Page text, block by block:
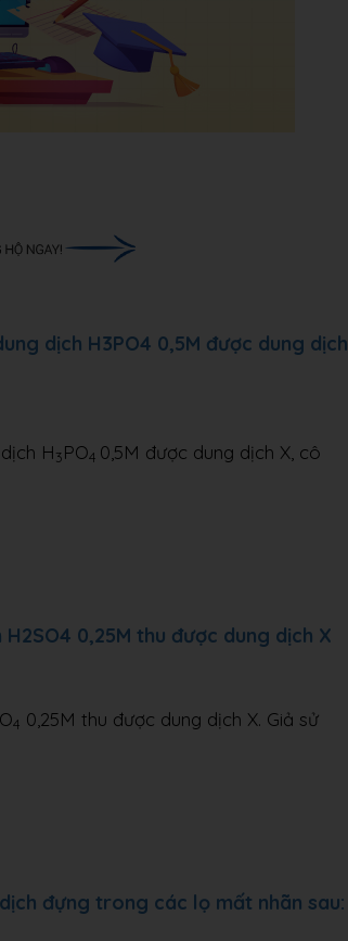
dịch H3PO4 0,5M được dung dịch
H3PO4 0,5M được dung dịch X, cô
0,25M thu được dung dịch X
4 0,25M thu được dung dịch X. Giả sử
đựng trong các lọ mất nhãn sau: